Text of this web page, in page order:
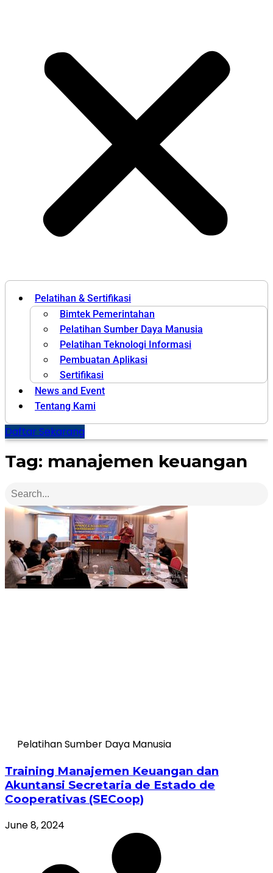
Pelatihan & Sertifikasi
Bimtek Pemerintahan
Pelatihan Sumber Daya Manusia
Pelatihan Teknologi Informasi
Pembuatan Aplikasi
Sertifikasi
News and Event
Tentang Kami
Daftar Sekarang
Tag: manajemen keuangan
Pelatihan Sumber Daya Manusia
Training Manajemen Keuangan dan
Akuntansi Secretaria de Estado de
Cooperativas (SECoop)
June 8, 2024